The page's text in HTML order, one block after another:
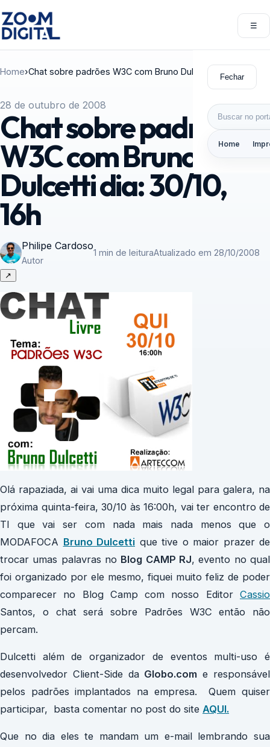
☰
Fechar
Buscar por:
Home
Home›Chat sobre padrões W3C com Bruno Dulcetti dia: 30/10, 16h
28 de outubro de 2008
Chat sobre padrões
W3C com Bruno
Dulcetti dia: 30/10,
16h
Philipe Cardoso
Autor
1 min de leituraAtualizado em 28/10/2008
↗
Olá rapaziada, ai vai uma dica muito legal para galera, na
próxima quinta-feira, 30/10 às 16:00h, vai ter encontro de
TI que vai ser com nada mais nada menos que o
MODAFOCA Bruno Dulcetti que tive o maior prazer de
trocar umas palavras no Blog CAMP RJ, evento no qual
foi organizado por ele mesmo, fiquei muito feliz de poder
comparecer no Blog Camp com nosso Editor Cassio
Santos, o chat será sobre Padrões W3C então não
percam.
Dulcetti além de organizador de eventos multi-uso é
desenvolvedor Client-Side da Globo.com e responsável
pelos padrões implantados na empresa. Quem quiser
participar, basta comentar no post do site AQUI.
Que no dia eles te mandam um e-mail lembrando sua